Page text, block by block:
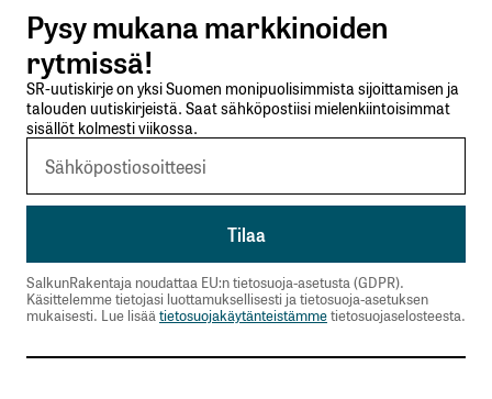
Lähetä kommentti
Pysy mukana markkinoiden
rytmissä!
SR-uutiskirje on yksi Suomen monipuolisimmista sijoittamisen ja
talouden uutiskirjeistä. Saat sähköpostiisi mielenkiintoisimmat
sisällöt kolmesti viikossa.
SalkunRakentaja noudattaa EU:n tietosuoja-asetusta (GDPR).
Käsittelemme tietojasi luottamuksellisesti ja tietosuoja-asetuksen
mukaisesti. Lue lisäätietosuojakäytänteistämmetietosuojaselosteesta.